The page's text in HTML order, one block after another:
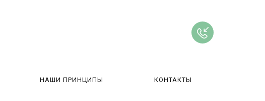
НАШИ ПРИНЦИПЫ КОНТАКТЫ